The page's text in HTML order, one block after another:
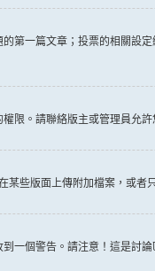
第一篇文章；投票的相關
限。請聯絡版主或管理員允許
某些版面上傳附加檔案，或
一個警告。請注意！這是討